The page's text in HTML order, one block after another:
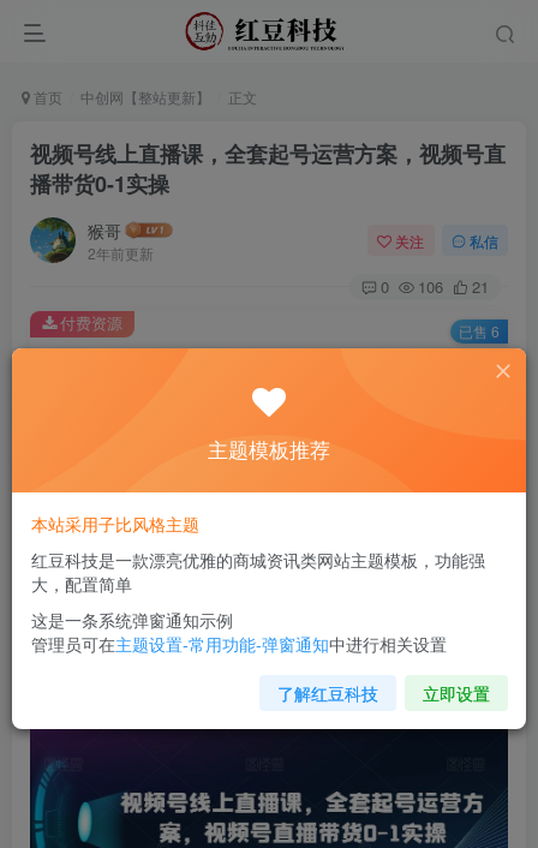
首页 中创网【整站更新】 正文
视频号线上直播课，全套起号运营方案，视频号直
播带货0-1实操
猴哥
2年前更新
关注 私信
0 106 21
此内容为付费资源，请付费后查看
￥9.9
您当前未登录！建议登陆后购买，可保存购买订单
付费资源 已售 6
视频号线上直播课，全套起号运营方案，视频号直播带货0-1
主题模板推荐
本站采用子比风格主题
红豆科技是一款漂亮优雅的商城资讯类网站主题模板，功能强
大，配置简单
这是一条系统弹窗通知示例
管理员可在主题设置-常用功能-弹窗通知中进行相关设置
了解红豆科技 立即设置